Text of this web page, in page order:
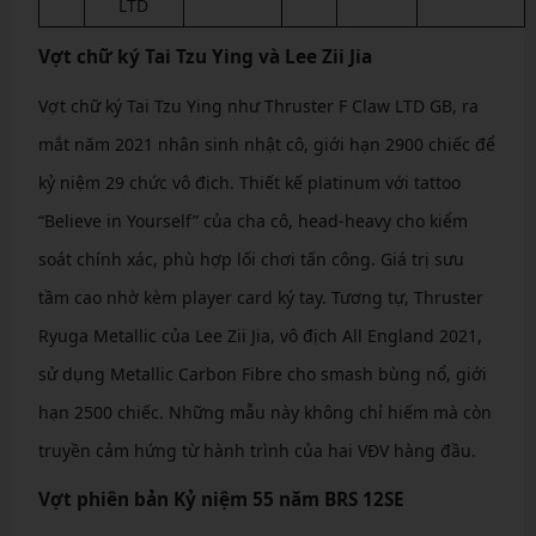
LTD
Vợt chữ ký Tai Tzu Ying và Lee Zii Jia
Vợt chữ ký Tai Tzu Ying như Thruster F Claw LTD GB, ra
mắt năm 2021 nhân sinh nhật cô, giới hạn 2900 chiếc để
kỷ niệm 29 chức vô địch. Thiết kế platinum với tattoo
“Believe in Yourself” của cha cô, head-heavy cho kiểm
soát chính xác, phù hợp lối chơi tấn công. Giá trị sưu
tầm cao nhờ kèm player card ký tay. Tương tự, Thruster
Ryuga Metallic của Lee Zii Jia, vô địch All England 2021,
sử dụng Metallic Carbon Fibre cho smash bùng nổ, giới
hạn 2500 chiếc. Những mẫu này không chỉ hiếm mà còn
truyền cảm hứng từ hành trình của hai VĐV hàng đầu.
Vợt phiên bản Kỷ niệm 55 năm BRS 12SE